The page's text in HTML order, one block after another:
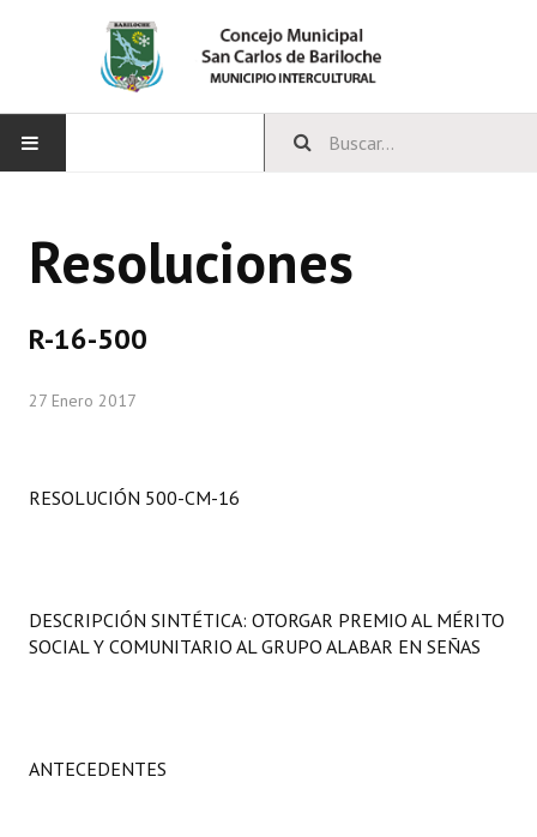
CONCEJO
LEGISLACIÓN
Carta Orgánica 2007
Resoluciones
R-16-500
27 Enero 2017
RESOLUCIÓN 500-CM-16
DESCRIPCIÓN SINTÉTICA: OTORGAR PREMIO AL MÉRITO
SOCIAL Y COMUNITARIO AL GRUPO ALABAR EN SEÑAS
ANTECEDENTES